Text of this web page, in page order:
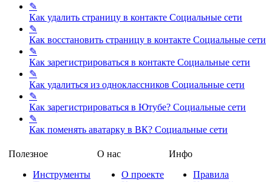
✎
Как удалить страницу в контакте Социальные сети
✎
Как восстановить страницу в контакте Социальные сети
✎
Как зарегистрироваться в контакте Социальные сети
✎
Как удалиться из одноклассников Социальные сети
✎
Как зарегистрироваться в Ютубе? Социальные сети
✎
Как поменять аватарку в ВК? Социальные сети
Полезное
Инструменты
О нас
О проекте
Инфо
Правила